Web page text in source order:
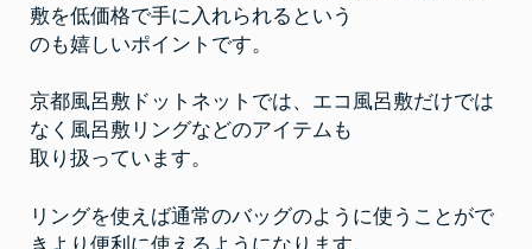
敷を低価格で手に入れられるという
のも嬉しいポイントです。
京都風呂敷ドットネットでは、エコ風呂敷だけでは
なく風呂敷リングなどのアイテムも
取り扱っています。
リングを使えば通常のバッグのように使うことがで